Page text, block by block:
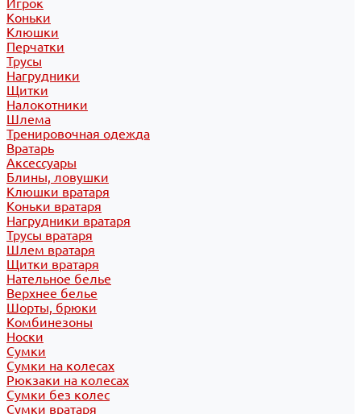
Игрок
Коньки
Клюшки
Перчатки
Трусы
Нагрудники
Щитки
Налокотники
Шлема
Тренировочная одежда
Вратарь
Аксессуары
Блины, ловушки
Клюшки вратаря
Коньки вратаря
Нагрудники вратаря
Трусы вратаря
Шлем вратаря
Щитки вратаря
Нательное белье
Верхнее белье
Шорты, брюки
Комбинезоны
Носки
Сумки
Сумки на колесах
Рюкзаки на колесах
Сумки без колес
Сумки вратаря